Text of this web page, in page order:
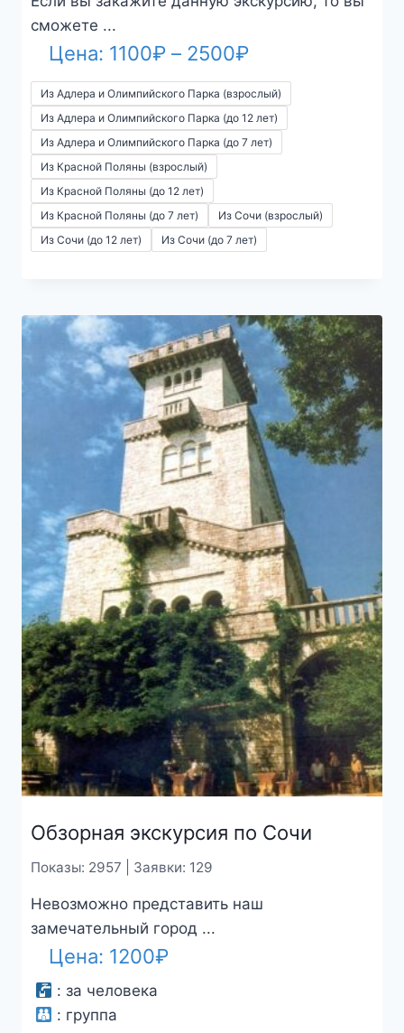
сможете ...
Цена: 1100₽ – 2500₽Диапазон
цен:
1100₽
–
Из Адлера и Олимпийского Парка (взрослый)
Из Адлера и Олимпийского Парка (до 12 лет)
Из Адлера и Олимпийского Парка (до 7 лет)
Из Красной Поляны (взрослый)
Из Красной Поляны (до 12 лет)
Из Красной Поляны (до 7 лет)
Из Сочи (взрослый)
Из Сочи (до 12 лет)
Из Сочи (до 7 лет)
Обзорная экскурсия по Сочи
Показы: 2957 | Заявки: 129
Невозможно представить наш
замечательный город ...
Цена: 1200₽
: за человека
: группа